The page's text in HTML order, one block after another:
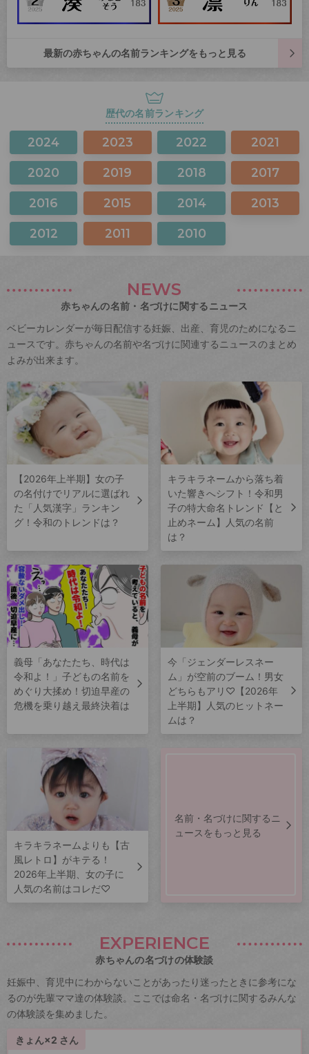
最新の赤ちゃんの名前ランキングをもっと見る
歴代の名前ランキング
2024 2023 2022 2021
2020 2019 2018 2017
2016 2015 2014 2013
2012 2011 2010
NEWS
赤ちゃんの名前・名づけに関するニュース
ベビーカレンダーが毎日配信する妊娠、出産、育児のためになるニ
ュースです。赤ちゃんの名前や名づけに関連するニュースのまとめ
よみが出来ます。
【2026年上半期】女の子
の名付けでリアルに選ばれ
た「人気漢字」ランキン
グ！令和のトレンドは？
キラキラネームから落ち着
いた響きへシフト！令和男
子の特大命名トレンド【と
止めネーム】人気の名前
は？
義母「あなたたち、時代は
令和よ！」子どもの名前を
めぐり大揉め！切迫早産の
危機を乗り越え最終決着は
今「ジェンダーレスネー
ム」が空前のブーム！男女
どちらもアリ♡【2026年
上半期】人気のヒットネー
ムは？
キラキラネームよりも【古
風レトロ】がキテる！
2026年上半期、女の子に
人気の名前はコレだ♡
名前・名づけに関するニ
ュースをもっと見る
EXPERIENCE
赤ちゃんの名づけの体験談
妊娠中、育児中にわからないことがあったり迷ったときに参考にな
るのが先輩ママ達の体験談。ここでは命名・名づけに関するみんな
の体験談を集めました。
きょん×2 さん